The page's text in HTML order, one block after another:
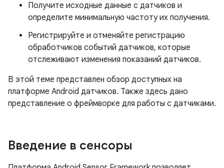
Получите исходные данные с датчиков и
определите минимальную частоту их получения.
Регистрируйте и отменяйте регистрацию
обработчиков событий датчиков, которые
отслеживают изменения показаний датчиков.
В этой теме представлен обзор доступных на
платформе Android датчиков. Также здесь дано
представление о фреймворке для работы с датчиками.
Введение в сенсоры